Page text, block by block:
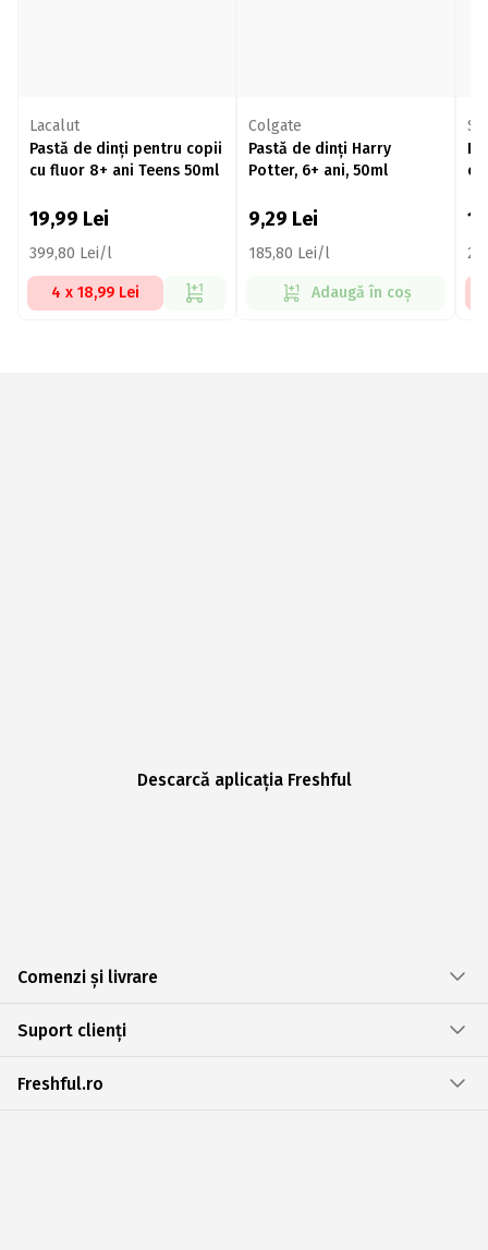
Lacalut
Pastă de dinți pentru copii
cu fluor 8+ ani Teens 50ml
19,99 Lei
399,80 Lei/l
4 x 18,99 Lei
Colgate
Pastă de dinți Harry
Potter, 6+ ani, 50ml
9,29 Lei
185,80 Lei/l
Adaugă în coș
Descarcă aplicația Freshful
Comenzi și livrare
Suport clienți
Freshful.ro